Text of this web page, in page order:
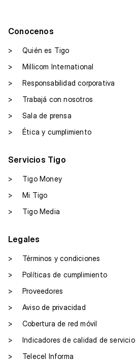
Conocenos
>
Quién es Tigo
>
Millicom International
>
Responsabilidad corporativa
>
Trabajá con nosotros
>
Sala de prensa
>
Ética y cumplimiento
Servicios Tigo
>
Tigo Money
>
Mi Tigo
>
Tigo Media
Legales
>
Términos y condiciones
>
Políticas de cumplimiento
>
Proveedores
>
Aviso de privacidad
>
Cobertura de red móvil
>
Indicadores de calidad de servicio
>
Telecel Informa